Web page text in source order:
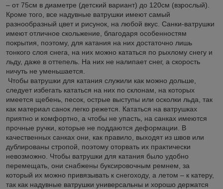
– от 75см в диаметре (детский вариант) до 120см (взрослый).
Кроме того, все надувные ватрушки имеют самый
разнообразный цвет и рисунок, на любой вкус. Санки-ватрушки
имеют отличное скольжение, благодаря особенностям
покрытия, поэтому, для катания на них достаточно лишь
тонкого слоя снега, на них можно кататься по рыхлому снегу и
льду, даже в оттепель. На них не налипает снег, а скорость
ничуть не уменьшается.
Чтобы ватрушки для катания служили как можно дольше,
следует избегать кататься на них по склонам, на которых
имеется щебень, песок, острые выступы или осколки льда, так
как материал санок легко режется. Кататься на ватрушках
приятно и комфортно, а чтобы не упасть, на санках имеются
прочные ручки, которые не поддаются деформации. В
качественных санках они, как правило, выходят из швов или
дублированы стропой, поэтому оторвать их практически
невозможно. Чтобы ватрушки для катания было удобно
перемещать, они снабжены буксировочным ремнем, за
который их можно привязывать к снегоходу, а летом – к катеру,
так как надувные ватрушки универсальны и хорошо держатся